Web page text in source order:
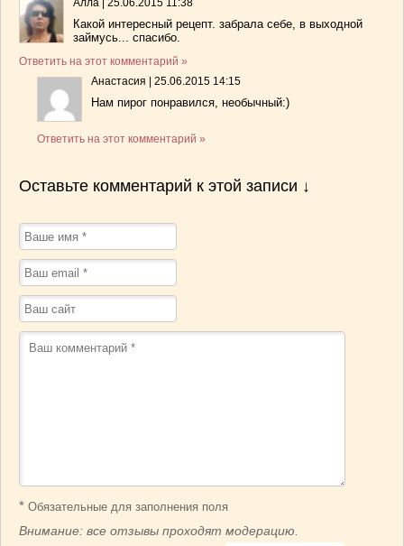
Алла 25.06.2015 11:38
Какой интересный рецепт. забрала себе, в выходной
займусь... спасибо.
Ответить на этот комментарий »
Анастасия
25.06.2015 14:15
Нам пирог понравился, необычный:)
Ответить на этот комментарий »
Оставьте комментарий к этой записи ↓
* Обязательные для заполнения поля
Внимание: все отзывы проходят модерацию.